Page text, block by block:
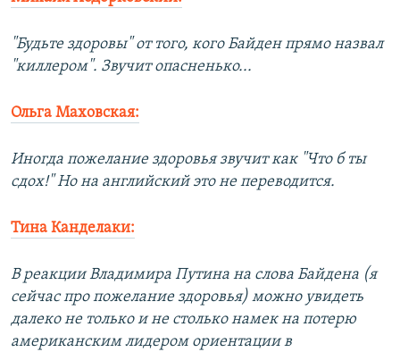
"Будьте здоровы" от того, кого Байден прямо назвал
"киллером". Звучит опасненько...
Ольга Маховская:
Иногда пожелание здоровья звучит как "Что б ты
сдох!" Но на английский это не переводится.
Тина Канделаки:
В реакции Владимира Путина на слова Байдена (я
сейчас про пожелание здоровья) можно увидеть
далеко не только и не столько намек на потерю
американским лидером ориентации в